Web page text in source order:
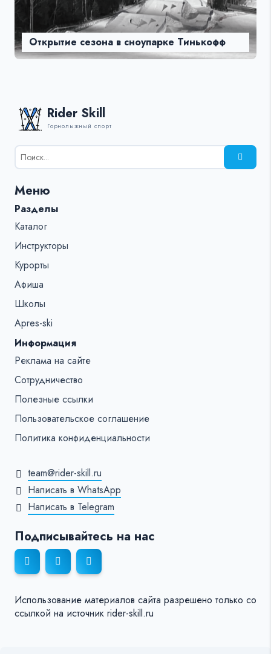
Открытие сезона в сноупарке Тинькофф
Rider Skill
Горнолыжный спорт
Результаты
поиска
%s:
Меню
Разделы
Каталог
Инструкторы
Курорты
Афиша
Школы
Apres-ski
Информация
Реклама на сайте
Сотрудничество
Полезные ссылки
Пользовательское соглашение
Политика конфиденциальности
team@rider-skill.ru
Написать в WhatsApp
Написать в Telegram
Подписывайтесь на нас
Использование материалов сайта разрешено только со
ссылкой на источник rider-skill.ru